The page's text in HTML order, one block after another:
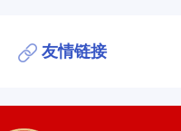
友情链接